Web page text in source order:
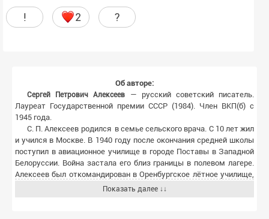
! 2 ?
Об авторе:
Сергей Петрович Алексеев — русский советский писатель.
Лауреат Государственной премии СССР (1984). Член ВКП(б) с
1945 года.
С. П. Алексеев родился в семье сельского врача. С 10 лет жил
и учился в Москве. В 1940 году после окончания средней школы
поступил в авиационное училище в городе Поставы в Западной
Белоруссии. Война застала его близ границы в полевом лагере.
Алексеев был откомандирован в Оренбургское лётное училище,
без отрыва от учёбы поступил на вечернее отделение
Показать далее ↓↓